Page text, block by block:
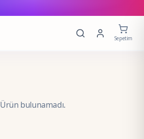
Sepetim
Ürün bulunamadı.